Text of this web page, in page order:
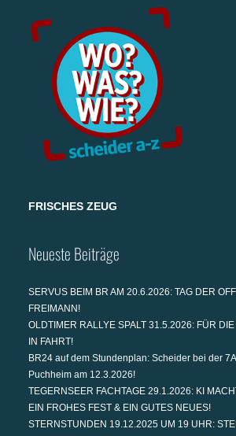
FRISCHES ZEUG
Neueste Beiträge
SERVUS BEIM BR AM 20.6.2026: TAG DER
FREIMANN!
OLDTIMER RALLYE SPALT 31.5.2026: FÜR
IN FAHRT!
BR24 auf dem Stundenplan: Scheider bei der
Puchheim am 12.3.2026!
TEGERNSEER FACHTAGE 29.1.2026: KI
EIN FROHES FEST & EIN GUTES NEUES!
STERNSTUNDEN 19.12.2025 UM 19 UHR: